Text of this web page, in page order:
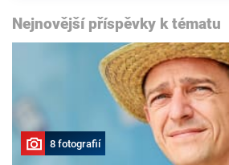
Nejnovější příspěvky k tématu
8 fotografií